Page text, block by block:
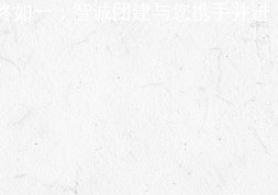
如一；智诚团建与您携手并进